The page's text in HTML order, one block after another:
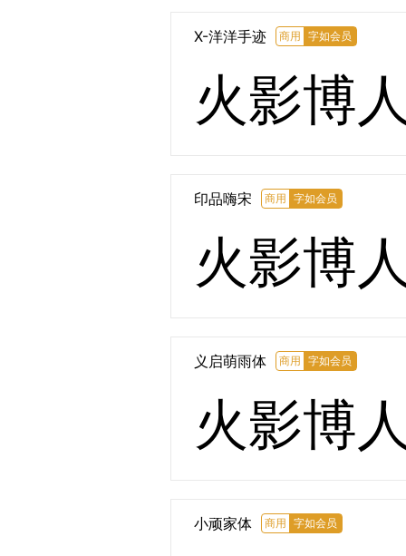
X-洋洋手迹 商用 字如会员
火影博
印品嗨宋 商用 字如会员
火影博
义启萌雨体 商用 字如会员
火影博
小顽家体 商用 字如会员